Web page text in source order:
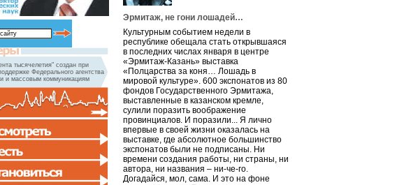
Эрмитаж, не гони лошадей…
Культурным событием недели в
республике обещала стать открывшаяся
в последних числах января в центре
«Эрмитаж-Казань» выставка
«Полцарства за коня… Лошадь в
мировой культуре». 600 экспонатов из 80
фондов Государственного Эрмитажа,
выставленные в казанском кремле,
сулили поразить воображение
провинциалов. И поразили... Я лично
впервые в своей жизни оказалась на
выставке, где абсолютное большинство
экспонатов были не подписаны. Ни
времени создания работы, ни страны, ни
автора, ни названия – ни-че-го.
Догадайся, мол, сама. И это на фоне
тысячелетия" создан при
Федерального агентства
и массовым коммуникациям